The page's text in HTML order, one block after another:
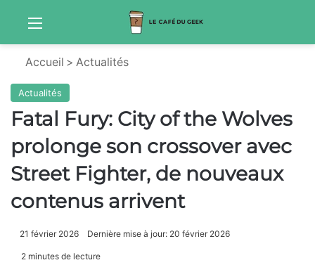
Menu
Accueil > Actualités
Actualités
Fatal Fury: City of the Wolves
prolonge son crossover avec
Street Fighter, de nouveaux
contenus arrivent
21 février 2026 Dernière mise à jour: 20 février 2026
2 minutes de lecture